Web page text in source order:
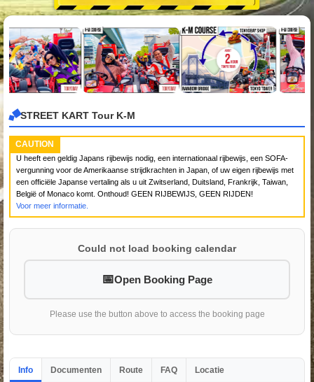
STREET KART Tour K-M
CAUTION
U heeft een geldig Japans rijbewijs nodig, een internationaal rijbewijs, een SOFA-
vergunning voor de Amerikaanse strijdkrachten in Japan, of uw eigen rijbewijs met
een officiële Japanse vertaling als u uit Zwitserland, Duitsland, Frankrijk, Taiwan,
België of Monaco komt. Onthoud! GEEN RIJBEWIJS, GEEN RIJDEN!
Voor meer informatie.
Could not load booking calendar
Open Booking Page
Please use the button above to access the booking page
Info Documenten Route FAQ Locatie